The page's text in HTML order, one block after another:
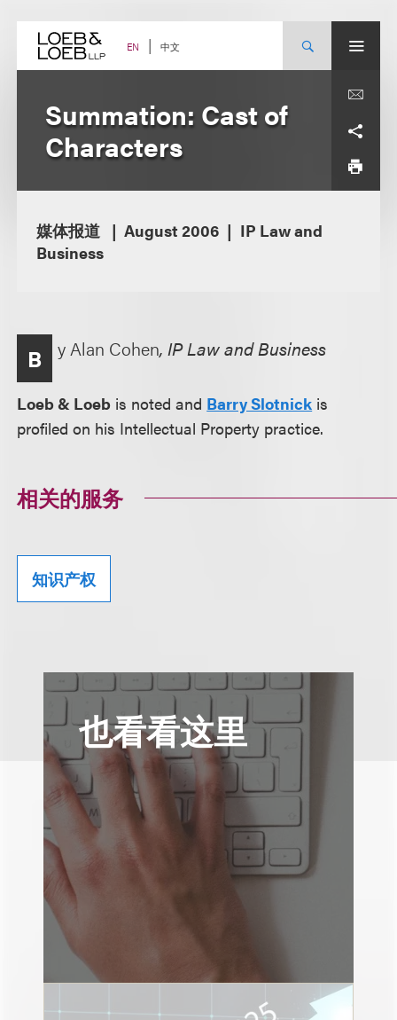
content EN 中文
Summation: Cast of
Characters
媒体报道 August 2006
IP Law and
Business
B y Alan Cohen, IP Law and Business
Loeb & Loeb is noted and Barry Slotnick is
profiled on his Intellectual Property practice.
相关的服务
知识产权
也看看这里